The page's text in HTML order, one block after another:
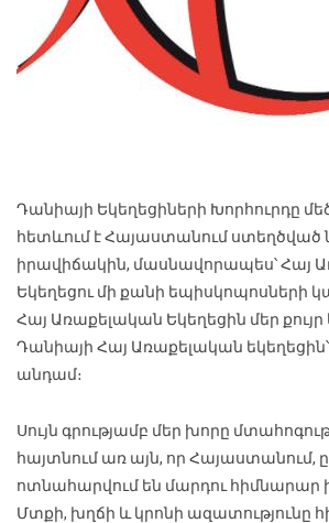
Դանիայի Եկեղեցիների Խորհուրդը
հետևում է Հայաստանում ստեղծված
իրավիճակին, մասնավորապես՝ Հայ
Եկեղեցու մի քանի եպիսկոպոսների
Հայ Առաքելական Եկեղեցին մեր քույր
Դանիայի Հայ Առաքելական
անդամ։
Սույն գրությամբ մեր խորը
հայտնում առ այն, որ Հայաստանում,
ոտնահարվում են մարդու հիմնարար
Մտքի, խղճի և կրոնի ազատությունը